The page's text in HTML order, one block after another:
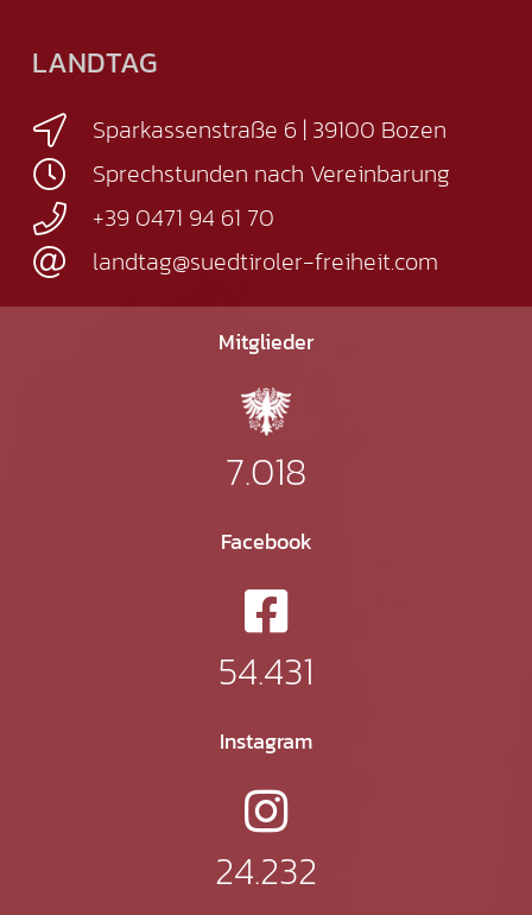
LANDTAG
Sparkassenstraße 6 | 39100 Bozen
Sprechstunden nach Vereinbarung
+39 0471 94 61 70
landtag@suedtiroler-freiheit.com
Mitglieder
7.018
Facebook
54.431
Instagram
24.232